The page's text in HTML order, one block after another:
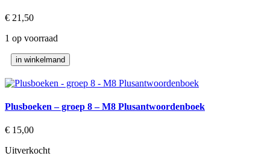
€ 21,50
1 op voorraad
Plusboeken
groep
8
-
E8
aantal
in winkelmand
Plusboeken – groep 8 – M8 Plusantwoordenboek
€ 15,00
Uitverkocht